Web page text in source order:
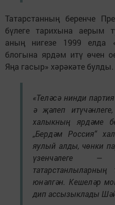
Татарстанның беренче
бүлеге тарихына аерым
аның нигезе 1999 елда
блогына ярдәм итү өчен
Яңа гасыр» хәрәкәте булды.
«Теләсә нинди
ә җәлеп
халыкның ярдәме
„Бердәм Россия“
яулый алды, чөнки
үзенчәлеге —
юнәлгән. Кешеләр
дип ассызыклады